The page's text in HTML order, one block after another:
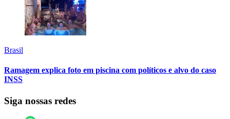
Brasil
Ramagem explica foto em piscina com políticos e alvo do caso
INSS
Siga nossas redes